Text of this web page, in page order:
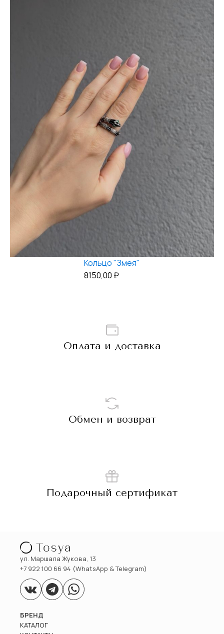
Кольцо "Змея"
8150,00 ₽
Оплата и доставка
Обмен и возврат
Подарочный сертификат
ул. Маршала Жукова, 13
+7 922 100 66 94 (WhatsApp & Telegram)
БРЕНД
КАТАЛОГ